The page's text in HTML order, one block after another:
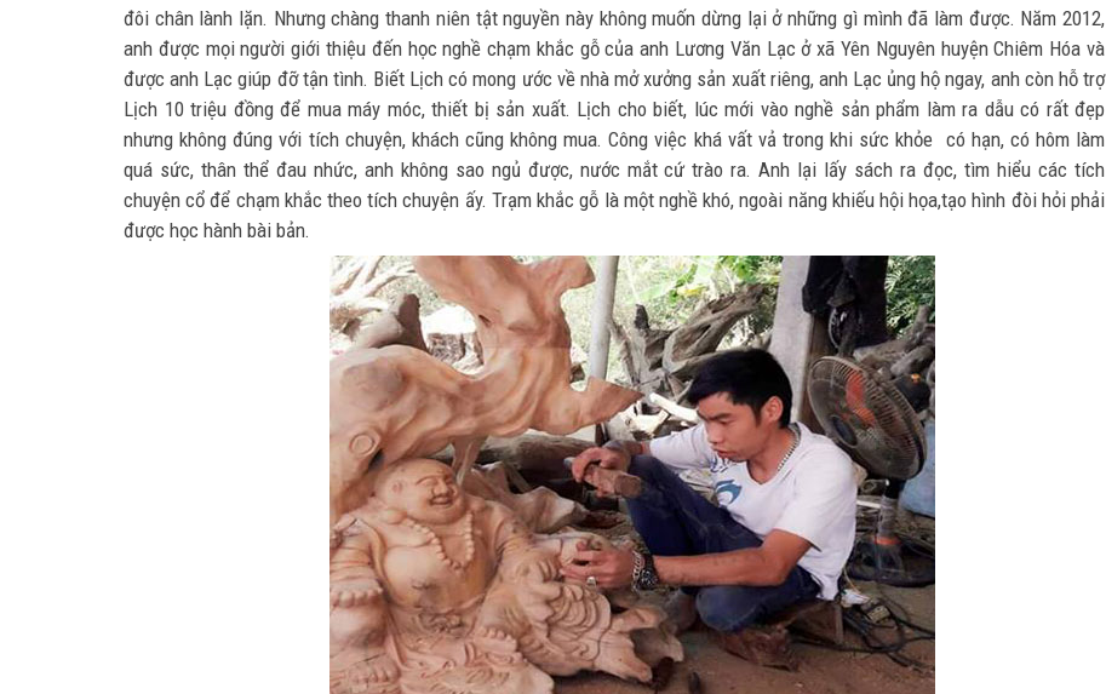
đôi chân lành lặn. Nhưng chàng thanh niên tật nguyền này không muốn dừng lại ở những gì mình đã làm được. Năm 2012,
anh được mọi người giới thiệu đến học nghề chạm khắc gỗ của anh Lương Văn Lạc ở xã Yên Nguyên huyện Chiêm Hóa và
được anh Lạc giúp đỡ tận tình. Biết Lịch có mong ước về nhà mở xưởng sản xuất riêng, anh Lạc ủng hộ ngay, anh còn hỗ trợ
Lịch 10 triệu đồng để mua máy móc, thiết bị sản xuất. Lịch cho biết, lúc mới vào nghề sản phẩm làm ra dẫu có rất đẹp
nhưng không đúng với tích chuyện, khách cũng không mua. Công việc khá vất vả trong khi sức khỏe có hạn, có hôm làm
quá sức, thân thể đau nhức, anh không sao ngủ được, nước mắt cứ trào ra. Anh lại lấy sách ra đọc, tìm hiểu các tích
chuyện cổ để chạm khắc theo tích chuyện ấy. Trạm khắc gỗ là một nghề khó, ngoài năng khiếu hội họa,tạo hình đòi hỏi phải
được học hành bài bản.